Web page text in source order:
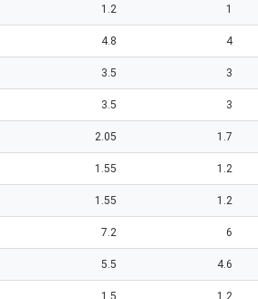
1
1.2
4
4.8
3
3.5
3
3.5
1.7
2.05
1.2
1.55
1.2
1.55
6
7.2
4.6
5.5
1.2
1.5